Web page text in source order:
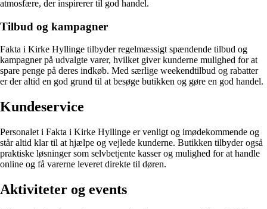
atmosfære, der inspirerer til god handel.
Tilbud og kampagner
Fakta i Kirke Hyllinge tilbyder regelmæssigt spændende tilbud og
kampagner på udvalgte varer, hvilket giver kunderne mulighed for at
spare penge på deres indkøb. Med særlige weekendtilbud og rabatter
er der altid en god grund til at besøge butikken og gøre en god handel.
Kundeservice
Personalet i Fakta i Kirke Hyllinge er venligt og imødekommende og
står altid klar til at hjælpe og vejlede kunderne. Butikken tilbyder også
praktiske løsninger som selvbetjente kasser og mulighed for at handle
online og få varerne leveret direkte til døren.
Aktiviteter og events